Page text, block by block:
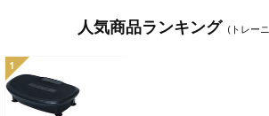
人気商品ランキング (トレー
1